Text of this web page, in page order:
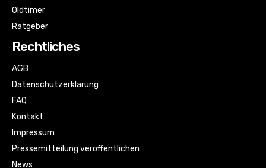
Oldtimer
Ratgeber
Rechtliches
AGB
Datenschutzerklärung
FAQ
Kontakt
Impressum
Pressemitteilung veröffentlichen
News